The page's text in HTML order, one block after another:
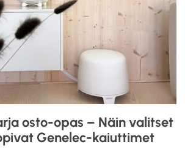
osto-opas – Näin valitset
Genelec-kaiuttimet